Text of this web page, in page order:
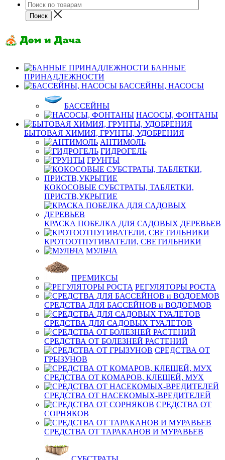
БАННЫЕ
ПРИНАДЛЕЖНОСТИ
БАССЕЙНЫ, НАСОСЫ
БАССЕЙНЫ
НАСОСЫ, ФОНТАНЫ
БЫТОВАЯ ХИМИЯ, ГРУНТЫ, УДОБРЕНИЯ
АНТИМОЛЬ
ГИДРОГЕЛЬ
ГРУНТЫ
КОКОСОВЫЕ СУБСТРАТЫ, ТАБЛЕТКИ,
ПРИСТВ,УКРЫТИЕ
КРАСКА ПОБЕЛКА ДЛЯ САДОВЫХ ДЕРЕВЬЕВ
КРОТООТПУГИВАТЕЛИ, СВЕТИЛЬНИКИ
МУЛЬЧА
ПРЕМИКСЫ
РЕГУЛЯТОРЫ РОСТА
СРЕДСТВА ДЛЯ БАССЕЙНОВ и ВОДОЕМОВ
СРЕДСТВА ДЛЯ САДОВЫХ ТУАЛЕТОВ
СРЕДСТВА ОТ БОЛЕЗНЕЙ РАСТЕНИЙ
СРЕДСТВА ОТ
ГРЫЗУНОВ
СРЕДСТВА ОТ КОМАРОВ, КЛЕЩЕЙ, МУХ
СРЕДСТВА ОТ НАСЕКОМЫХ-ВРЕДИТЕЛЕЙ
СРЕДСТВА ОТ
СОРНЯКОВ
СРЕДСТВА ОТ ТАРАКАНОВ И МУРАВЬЕВ